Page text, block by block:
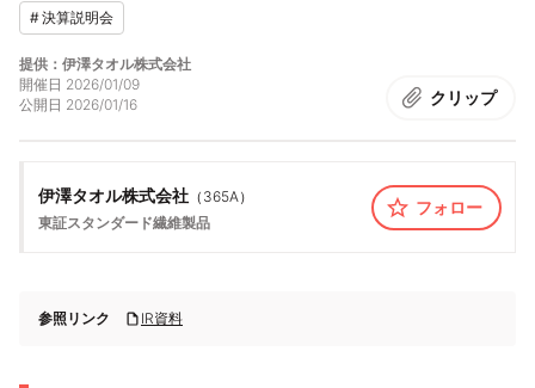
#決算説明会
提供：伊澤タオル株式会社
開催日 2026/01/09
公開日 2026/01/16 クリップ
伊澤タオル株式会社 （ 365A）
東証スタンダード繊維製品
フォロー
参照リンク IR資料